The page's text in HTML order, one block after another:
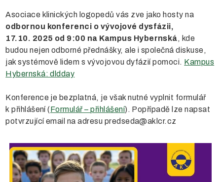
Asociace klinických logopedů vás zve jako hosty na
odbornou konferenci o vývojové dysfázii,
17.10. 2025 od 9:00 na Kampus Hybernská, kde
budou nejen odborné přednášky, ale i společná diskuse,
jak systémově lidem s vývojovou dyfázií pomoci. Kampus
Hybernská: dldday
Konference je bezplatná, je však nutné vyplnit formulář
k přihlášení (Formulář – přihlášení). Popřípadě lze napsat
potvrzující email na adresu predseda@aklcr.cz